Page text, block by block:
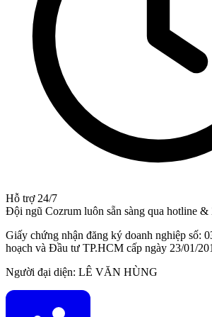
Hỗ trợ 24/7
Đội ngũ Cozrum luôn sẵn sàng qua hotline &
Giấy chứng nhận đăng ký doanh nghiệp số:
hoạch và Đầu tư TP.HCM cấp ngày 23/01/
Người đại diện: LÊ VĂN HÙNG